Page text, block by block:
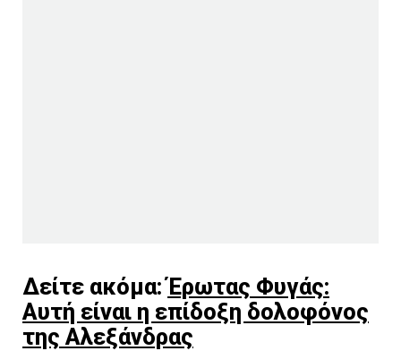
Δείτε ακόμα:Έρωτας Φυγάς:
Αυτή είναι η επίδοξη δολοφόνος
της Αλεξάνδρας